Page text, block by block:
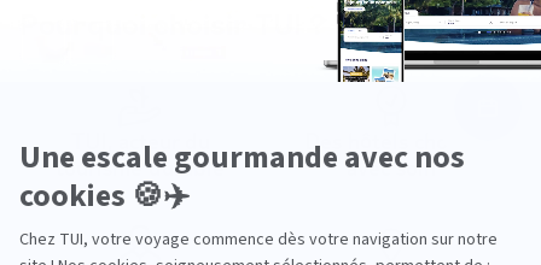
TUI, acteur du
tourisme durable
Des hôtels choisis
avec soin